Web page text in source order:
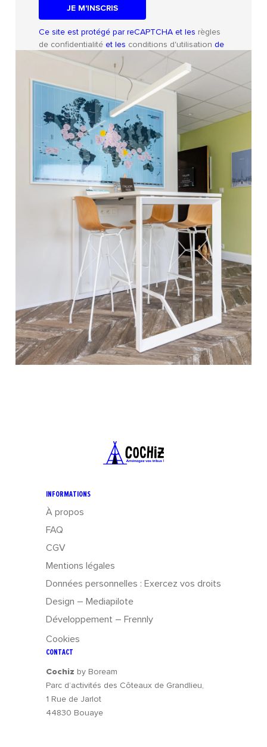
Ce site est protégé par reCAPTCHA et les règles
de confidentialitéet les conditions d'utilisation de
Google s'appliquent.
INFORMATIONS
À propos
FAQ
CGV
Mentions légales
Données personnelles : Exercez vos droits
Design – Mediapilote
Développement – Frennly
Cookies
CONTACT
Cochiz by Boream
Parc d’activités des Côteaux de Grandlieu,
1 Rue de Jarlot
44830 Bouaye